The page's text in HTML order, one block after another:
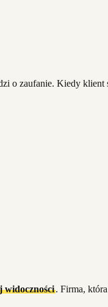
o zaufanie. Kiedy klient
widoczności. Firma,